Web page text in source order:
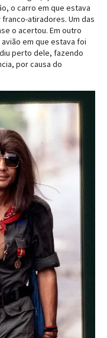
o carro em que estava
atiradores. Um das
o acertou. Em outro
em que estava foi
perto dele, fazendo
por causa do